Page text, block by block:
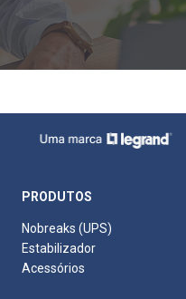
PRODUTOS
Nobreaks (UPS)
Estabilizador
Acessórios